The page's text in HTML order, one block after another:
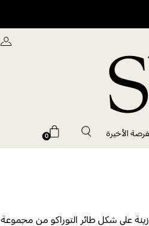
الأخيرة 0
على شكل طائر التوراكو من مجموعة